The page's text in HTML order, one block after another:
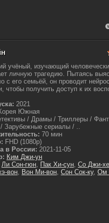
учёный, изучающий
личную трагедию. Пытаясь
с его семьёй, он проводит
чтобы получить доступ к их
2021
Южная
/ Драмы / Триллеры /
Зарубежные сериалы / ..
70 мин
FHD (1080p)
в России: 2021-11-05
Ким Джи-ун
Ли Сон-гюн, Пак Хи-сун, Со Джи-хе
вон, Вон Ми-вон, Сон Сок-ку, Ом